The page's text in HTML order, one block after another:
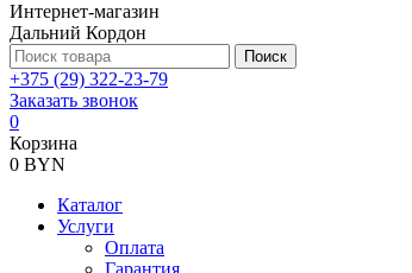
Интернет-магазин
Дальний Кордон
Поиск
+375 (29) 322-23-79
Заказать звонок
0
Корзина
0 BYN
Каталог
Услуги
Оплата
Гарантия